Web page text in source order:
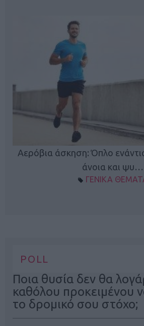
Αερόβια άσκηση: Όπλο
άνοια και ψυ…
ΓΕΝΙΚΑ
POLL
Ποια θυσία δεν θα
καθόλου προκειμένου
το δρομικό σου στόχο;